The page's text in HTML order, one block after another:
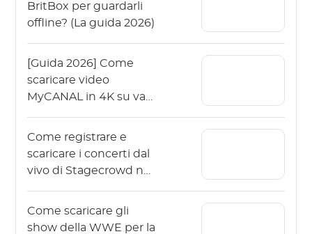
BritBox per guardarli
offline? (La guida 2026)
[Guida 2026] Come
scaricare video
MyCANAL in 4K su vari
Come registrare e
scaricare i concerti dal
vivo di Stagecrowd nel
Come scaricare gli
show della WWE per la